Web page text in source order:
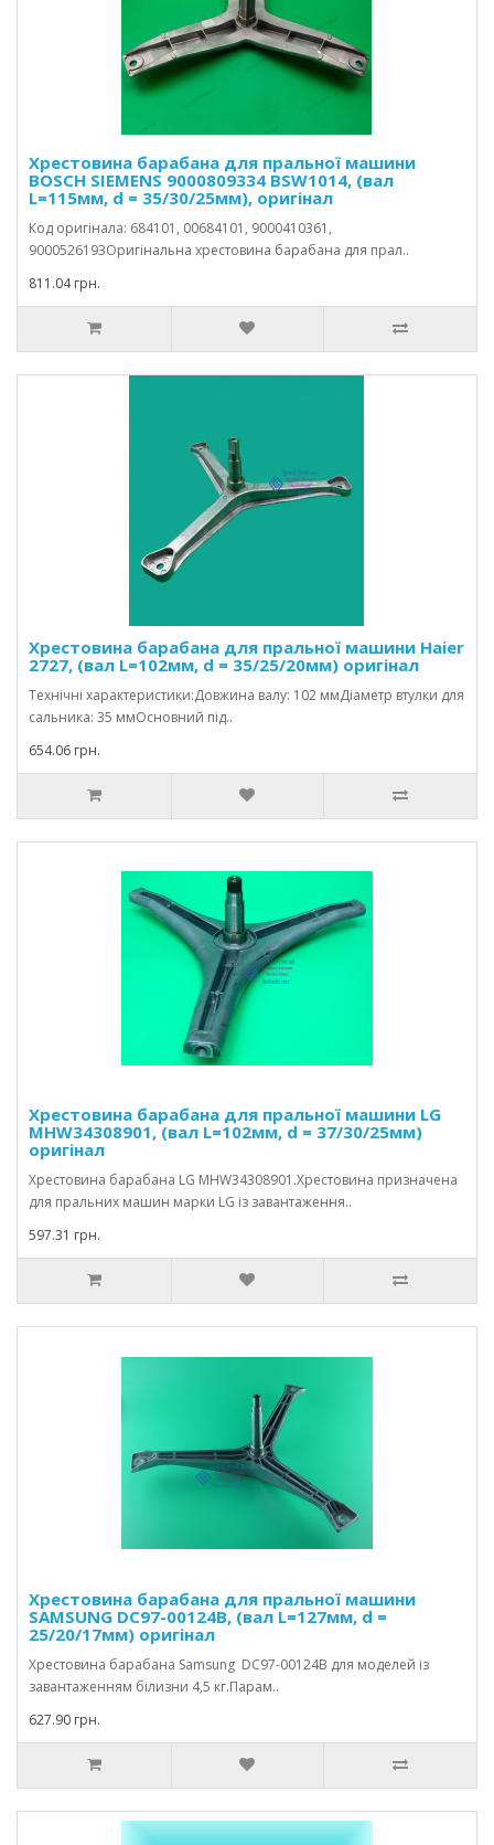
Хрестовина барабана для пральної машини
BOSCH SIEMENS 9000809334 BSW1014, (вал
L=115мм, d = 35/30/25мм), оригінал
Код оригінала: 684101, 00684101, 9000410361,
9000526193Оригінальна хрестовина барабана для прал..
811.04 грн.
Хрестовина барабана для пральної машини Haier
2727, (вал L=102мм, d = 35/25/20мм) оригінал
Технічні характеристики:Довжина валу: 102 ммДіаметр втулки для
сальника: 35 ммОсновний під..
654.06 грн.
Хрестовина барабана для пральної машини LG
MHW34308901, (вал L=102мм, d = 37/30/25мм)
оригінал
Хрестовина барабана LG MHW34308901.Хрестовина призначена
для пральних машин марки LG із завантаження..
597.31 грн.
Хрестовина барабана для пральної машини
SAMSUNG DC97-00124B, (вал L=127мм, d =
25/20/17мм) оригінал
Хрестовина барабана Samsung DC97-00124B для моделей із
завантаженням білизни 4,5 кг.Парам..
627.90 грн.